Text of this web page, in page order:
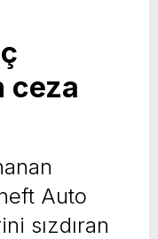
ceza
Auto
sızdıran